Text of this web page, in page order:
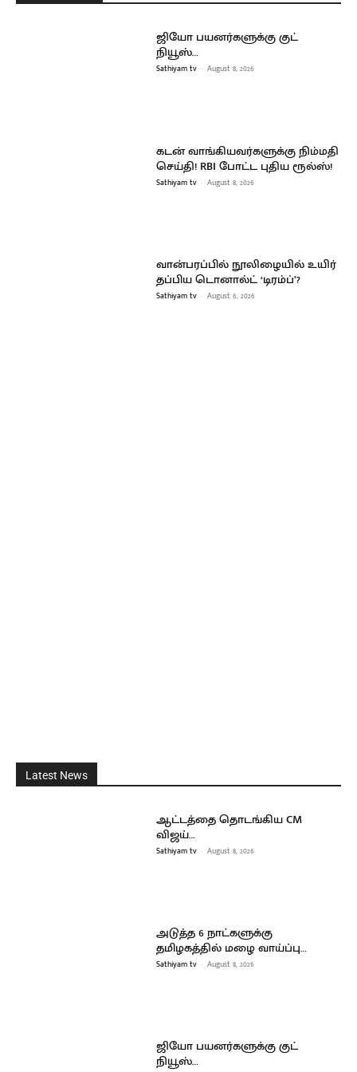
ஜியோ பயனர்களுக்கு குட்
நியூஸ்…
Sathiyam tv - August 8, 2026
கடன் வாங்கியவர்களுக்கு நிம்மதி
செய்தி! RBI போட்ட புதிய ரூல்ஸ்!
Sathiyam tv - August 8, 2026
வான்பரப்பில் நூலிழையில் உயிர்
தப்பிய டொனால்ட் ‘டிரம்ப்’?
Sathiyam tv - August 6, 2026
Latest News
ஆட்டத்தை தொடங்கிய CM
விஜய்…
Sathiyam tv - August 8, 2026
அடுத்த 6 நாட்களுக்கு
தமிழகத்தில் மழை வாய்ப்பு…
Sathiyam tv - August 8, 2026
ஜியோ பயனர்களுக்கு குட்
நியூஸ்…